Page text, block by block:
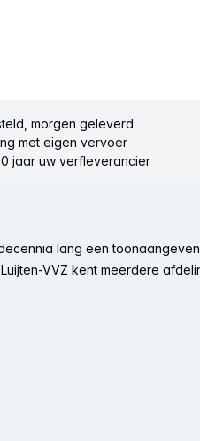
morgen geleverd
met eigen vervoer
jaar uw verfleverancier
lang een
VVZ kent meerdere